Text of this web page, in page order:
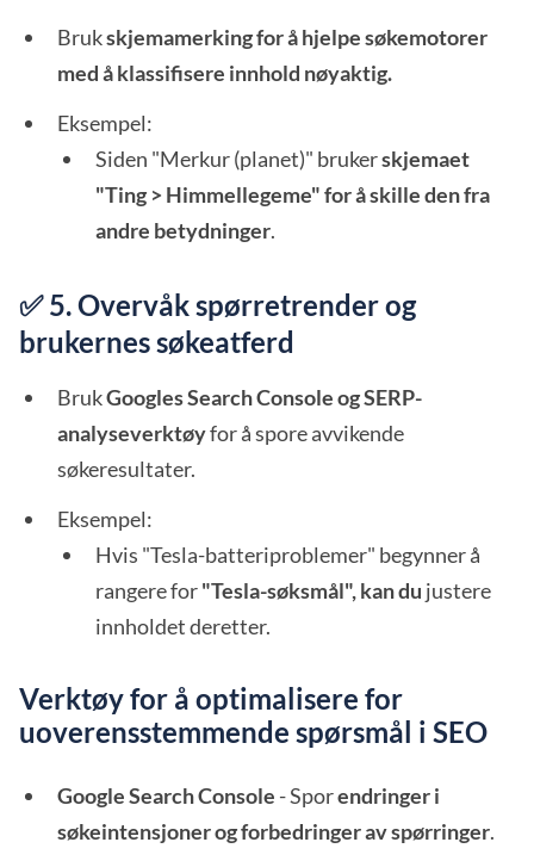
Brukskjemamerking for å hjelpe søkemotorer
med å klassifisere innhold nøyaktig.
Eksempel:
Siden "Merkur (planet)" brukerskjemaet
"Ting > Himmellegeme" for å skille den fra
andre betydninger.
✅ 5. Overvåk spørretrender og
brukernes søkeatferd
BrukGoogles Search Console og SERP-
analyseverktøyfor å spore avvikende
søkeresultater.
Eksempel:
Hvis "Tesla-batteriproblemer" begynner å
rangere for"Tesla-søksmål", kan du justere
innholdet deretter.
Verktøy for å optimalisere for
uoverensstemmende spørsmål i SEO
Google Search Console - Sporendringer i
søkeintensjoner og forbedringer av spørringer.